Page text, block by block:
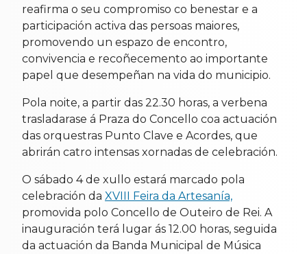
reafirma o seu compromiso co benestar e a
participación activa das persoas maiores,
promovendo un espazo de encontro,
convivencia e recoñecemento ao importante
papel que desempeñan na vida do municipio.
Pola noite, a partir das 22.30 horas, a verbena
trasladarase á Praza do Concello coa actuación
das orquestras Punto Clave e Acordes, que
abrirán catro intensas xornadas de celebración.
O sábado 4 de xullo estará marcado pola
celebración da XVIII Feira da Artesanía,
promovida polo Concello de Outeiro de Rei. A
inauguración terá lugar ás 12.00 horas, seguida
da actuación da Banda Municipal de Música